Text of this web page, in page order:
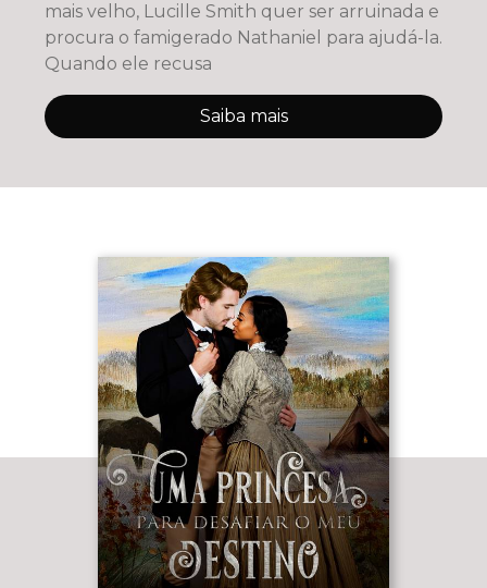
mais velho, Lucille Smith quer ser arruinada e
procura o famigerado Nathaniel para ajudá-la.
Quando ele recusa
Saiba mais